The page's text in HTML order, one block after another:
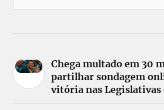
Chega multado em 30
partilhar sondagem
vitória nas Legislativas